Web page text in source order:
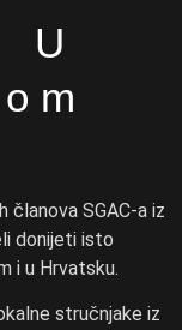
U
članova SGAC-a iz
donijeti isto
i u Hrvatsku.
stručnjake iz